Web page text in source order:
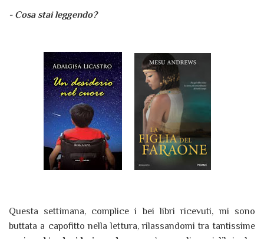
- Cosa stai leggendo?
Questa settimana, complice i bei libri ricevuti, mi sono
buttata a capofitto nella lettura, rilassandomi tra tantissime